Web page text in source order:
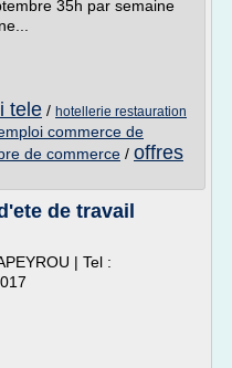
35h par semaine
tele / hotellerie restauration
commerce de
de commerce / offres
de travail
| Tel :